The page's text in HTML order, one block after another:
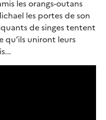
les orangs-outans
les portes de son
de singes tentent
qu’ils uniront leurs